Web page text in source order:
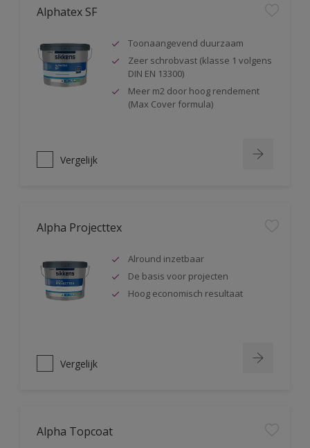
Alphatex SF
Toonaangevend duurzaam
Zeer schrobvast (klasse 1 volgens
DIN EN 13300)
Meer m2 door hoog rendement
(Max Cover formula)
Vergelijk
Alpha Projecttex
Alround inzetbaar
De basis voor projecten
Hoog economisch resultaat
Vergelijk
Alpha Topcoat